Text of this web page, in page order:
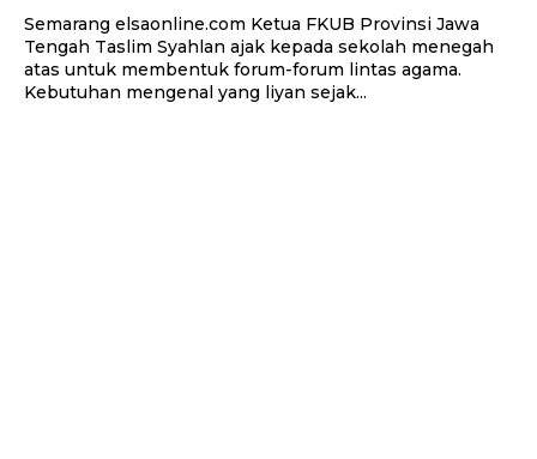
Semarang elsaonline.com Ketua FKUB Provinsi Jawa
Tengah Taslim Syahlan ajak kepada sekolah menegah
atas untuk membentuk forum-forum lintas agama.
Kebutuhan mengenal yang liyan sejak...